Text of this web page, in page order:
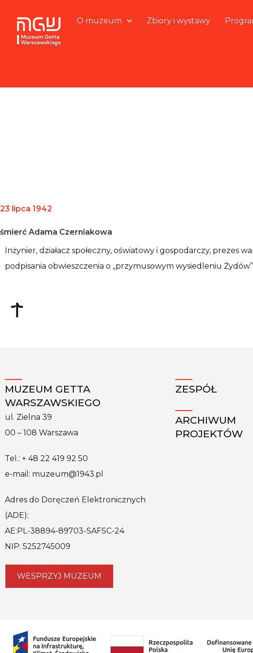
O muzeum Zbiory i wystawy
23 lipca 1942
śmierć Adama Czerniakowa
Inżynier, działacz społeczny, oświatowy i gospodarczy, prezes
podpisania obwieszczenia o „przymusowym wysiedleniu
MUZEUM GETTA
WARSZAWSKIEGO
ul. Zielna 39
00 – 108 Warszawa
Tel.: + 48 22 419 92 50
e-mail: muzeum@1943.pl
Adres do Doręczeń Elektronicznych
(ADE):
AE:PL-38894-89703-SAFSC-24
NIP: 5252745009
WESPRZYJ MUZEUM
ZESPÓŁ
ARCHIWUM
PROJEKTÓW